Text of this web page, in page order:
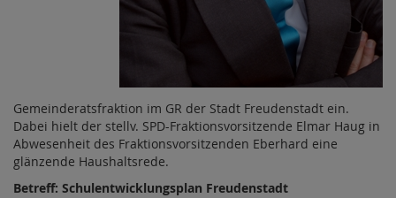
Gemeinderatsfraktion im GR der Stadt Freudenstadt ein.
Dabei hielt der stellv. SPD-Fraktionsvorsitzende Elmar Haug in
Abwesenheit des Fraktionsvorsitzenden Eberhard eine
glänzende Haushaltsrede.
Betreff: Schulentwicklungsplan Freudenstadt